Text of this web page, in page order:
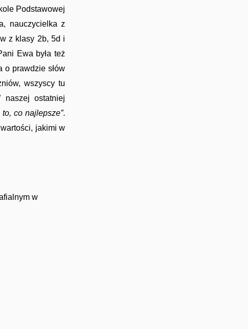
Podstawowej
nauczycielka z
z klasy 2b, 5d i
Ewa była też
o prawdzie słów
wszyscy tu
naszej ostatniej
to, co najlepsze”.
jakimi w
w